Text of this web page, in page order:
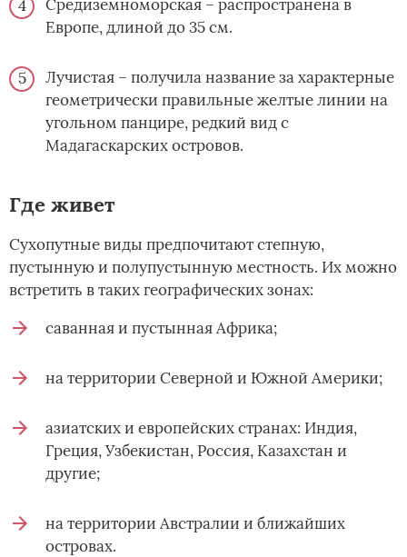
Средиземноморская – распространена в
Европе, длиной до 35 см.
Лучистая – получила название за характерные
геометрически правильные желтые линии на
угольном панцире, редкий вид с
Мадагаскарских островов.
Где живет
Сухопутные виды предпочитают степную,
пустынную и полупустынную местность. Их можно
встретить в таких географических зонах:
саванная и пустынная Африка;
на территории Северной и Южной Америки;
азиатских и европейских странах: Индия,
Греция, Узбекистан, Россия, Казахстан и
другие;
на территории Австралии и ближайших
островах.